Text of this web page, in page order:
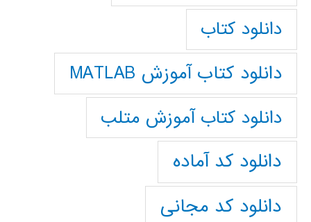
دانلود کتاب
دانلود کتاب آموزش MATLAB
دانلود کتاب آموزش متلب
دانلود کد آماده
دانلود کد مجانی